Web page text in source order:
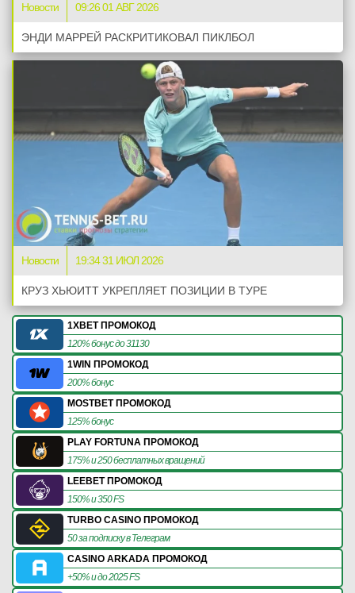
Новости 09:26 01 АВГ 2026
ЭНДИ МАРРЕЙ РАСКРИТИКОВАЛ ПИКЛБОЛ
Новости 19:34 31 ИЮЛ 2026
КРУЗ ХЬЮИТТ УКРЕПЛЯЕТ ПОЗИЦИИ В ТУРЕ
1XBET ПРОМОКОД
120% бонус до 31130
1WIN ПРОМОКОД
200% бонус
MOSTBET ПРОМОКОД
125% бонус
PLAY FORTUNA ПРОМОКОД
175% и 250 бесплатных вращений
LEEBET ПРОМОКОД
150% и 350 FS
TURBO CASINO ПРОМОКОД
50 за подписку в Телеграм
CASINO ARKADA ПРОМОКОД
+50% и до 2025 FS